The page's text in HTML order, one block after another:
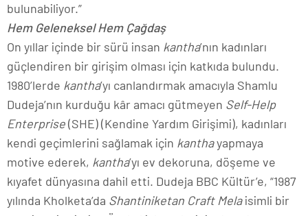
bulunabiliyor.”
Hem Geleneksel Hem Çağdaş
On yıllar içinde bir sürü insan kantha’nın kadınları
güçlendiren bir girişim olması için katkıda bulundu.
1980’lerde kantha’yı canlandırmak amacıyla Shamlu
Dudeja’nın kurduğu kâr amacı gütmeyen Self-Help
Enterprise(SHE) (Kendine Yardım Girişimi), kadınları
kendi geçimlerini sağlamak için kanthayapmaya
motive ederek, kantha’yı ev dekoruna, döşeme ve
kıyafet dünyasına dahil etti. Dudeja BBC Kültür’e, “1987
yılında Kholketa’da Shantiniketan Craft Melaisimli bir